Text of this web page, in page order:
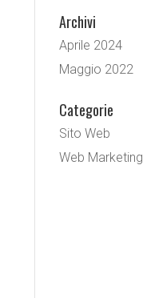
Archivi
Aprile 2024
Maggio 2022
Categorie
Sito Web
Web Marketing